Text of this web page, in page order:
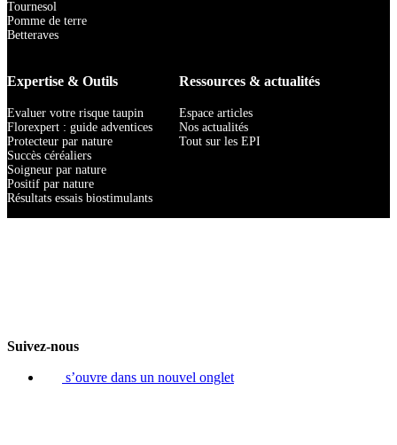
Tournesol
Pomme de terre
Betteraves
Expertise & Outils
Evaluer votre risque taupin
Florexpert : guide adventices
Protecteur par nature
Succès céréaliers
Soigneur par nature
Positif par nature
Résultats essais biostimulants
Ressources & actualités
Espace articles
Nos actualités
Tout sur les EPI
Suivez-nous
s’ouvre dans un nouvel onglet